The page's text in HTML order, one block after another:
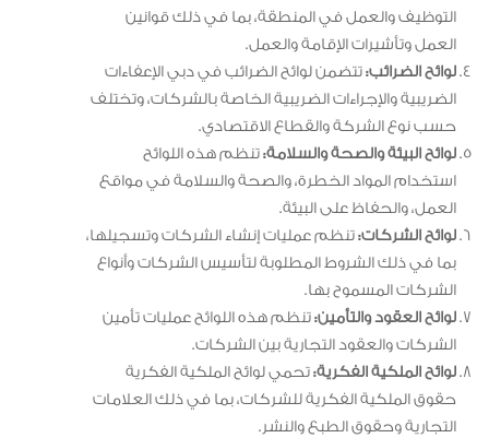
التوظيف والعمل في المنطقة، بما في ذلك قوانين
العمل وتأشيرات الإقامة والعمل.
لوائح الضرائب:تتضمن لوائح الضرائب في دبي الإعفاءات
الضريبية والإجراءات الضريبية الخاصة بالشركات، وتختلف
حسب نوع الشركة والقطاع الاقتصادي.
لوائح البيئة والصحة والسلامة:تنظم هذه اللوائح
استخدام المواد الخطرة، والصحة والسلامة في مواقع
العمل، والحفاظ على البيئة.
لوائح الشركات:تنظم عمليات إنشاء الشركات وتسجيلها،
بما في ذلك الشروط المطلوبة لتأسيس الشركات وأنواع
الشركات المسموح بها.
لوائح العقود والتأمين:تنظم هذه اللوائح عمليات تأمين
الشركات والعقود التجارية بين الشركات.
لوائح الملكية الفكرية:تحمي لوائح الملكية الفكرية
حقوق الملكية الفكرية للشركات، بما في ذلك العلامات
التجارية وحقوق الطبع والنشر.